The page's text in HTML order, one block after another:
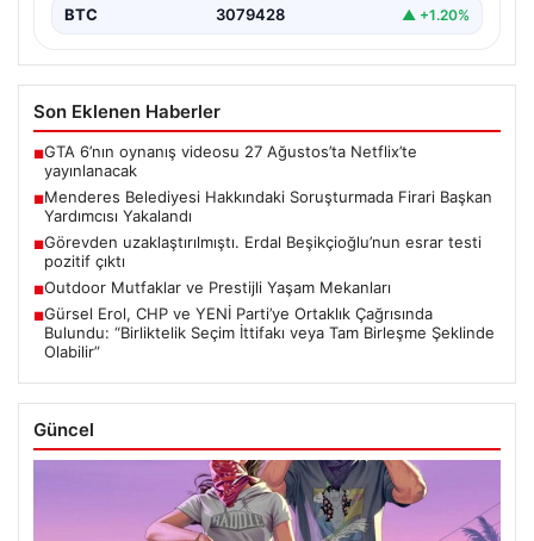
BTC 3079428 ▲ +1.20%
Son Eklenen Haberler
■GTA 6’nın oynanış videosu 27 Ağustos’ta Netflix’te
yayınlanacak
■Menderes Belediyesi Hakkındaki Soruşturmada Firari Başkan
Yardımcısı Yakalandı
■Görevden uzaklaştırılmıştı. Erdal Beşikçioğlu’nun esrar testi
pozitif çıktı
■Outdoor Mutfaklar ve Prestijli Yaşam Mekanları
■Gürsel Erol, CHP ve YENİ Parti’ye Ortaklık Çağrısında
Bulundu: “Birliktelik Seçim İttifakı veya Tam Birleşme Şeklinde
Olabilir”
Güncel